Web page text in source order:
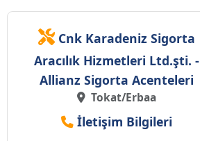
Cnk Karadeniz Sigorta
Aracılık Hizmetleri Ltd.şti. -
Allianz Sigorta Acenteleri
Tokat/Erbaa
İletişim Bilgileri